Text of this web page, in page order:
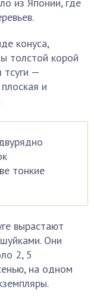
конуса,
толстой корой
тсуги —
и
тонкие
вырастают
Они
2, 5
на одном